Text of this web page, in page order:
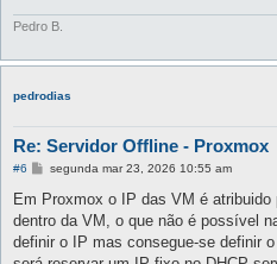
Pedro B.
pedrodias
Re: Servidor Offline - Proxmox
#6
M
n
a
g
segunda mar 23, 2026 10:55 am
Em Proxmox o IP das VM é
dentro da VM, o que não é possível
definir o IP mas consegue-se definir